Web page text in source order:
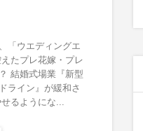
「ウエディングエ
たプレ花嫁・プレ
結婚式場業『新型
ライン』が緩和さ
るようにな...